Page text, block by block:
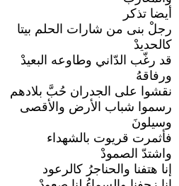
أيضا تذكر
رجلْ بنى من شارات الحلم بيتا
كالحديدْ
قد رغّب الدّاني وطاوعه البعيدْ
ورفاقهُ
نقشوا على الجدران حُبَّ بلادهم
رسموا شباب الأرض والأقصى
وسيلونَ
فأثمرت قريوت بالشهداء
واشتدّ الصمودْ
إنا هتفنا والحناجرُ كالرعود